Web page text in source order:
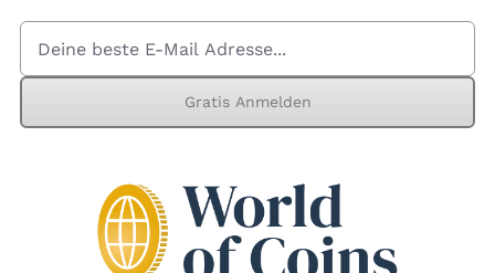
Mein Konto
Warenkorb
Gratis Anmelden